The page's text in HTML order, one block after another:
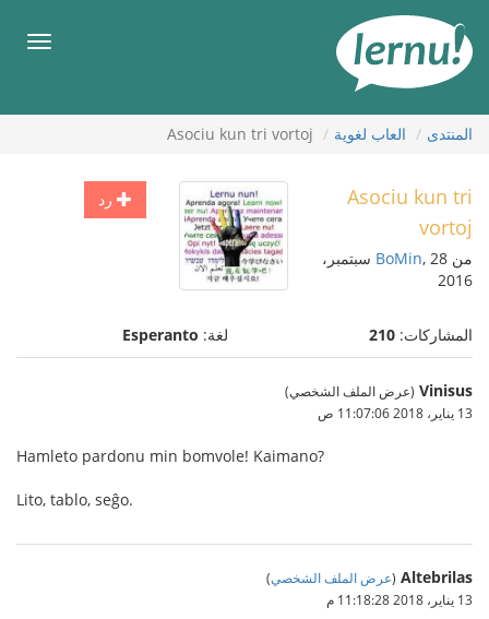
المحتويات
قائمة
المنتدى العاب لغوية Asociu kun tri vortoj
رد
Asociu kun tri
vortoj
من BoMin , 28 سبتمبر،
2016
المشاركات: 210 لغة: Esperanto
Vinisus (عرض الملف الشخصي)
13 يناير، 2018 11:07:06 ص
Hamleto pardonu min bomvole! Kaimano?
Lito, tablo, seĝo.
Altebrilas
(عرض الملف الشخصي)
13 يناير، 2018 11:18:28 م